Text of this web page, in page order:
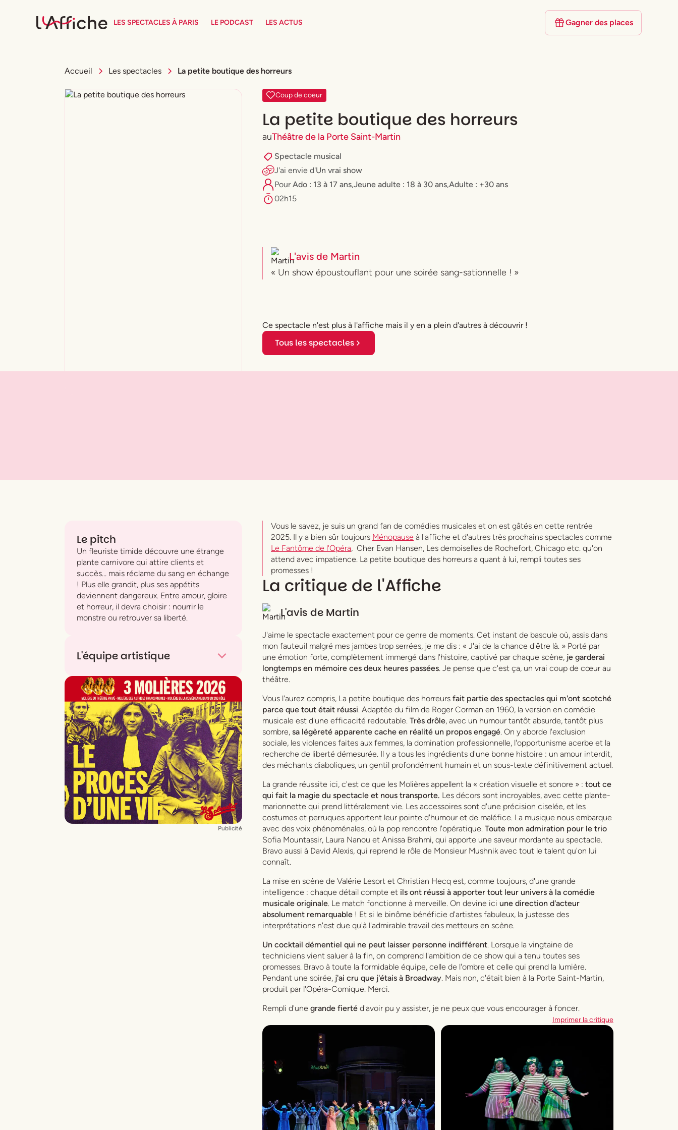
LES SPECTACLES À PARIS LE PODCAST LES ACTUS Gagner des places
Accueil Les spectacles La petite boutique des horreurs
Coup de coeur
La petite boutique des horreurs
auThéâtre de la Porte Saint-Martin
Spectacle musical
J'ai envie d'Un vrai show
PourAdo : 13 à 17 ans,⁠Jeune adulte : 18 à 30 ans,Adulte : +30 ans
02h15
L'avis de Martin
« Un show époustouflant pour une soirée sang-sationnelle ! »
Ce spectacle n'est plus à l'affiche mais il y en a plein d'autres à découvrir !
Tous les spectacles
Le pitch
Un fleuriste timide découvre une étrange
plante carnivore qui attire clients et
succès… mais réclame du sang en échange
! Plus elle grandit, plus ses appétits
deviennent dangereux. Entre amour, gloire
et horreur, il devra choisir : nourrir le
monstre ou retrouver sa liberté.
L'équipe artistique
Comédie musicale en deux actes d'Alan
Menken
Livret et parolesHoward Ashman
Mise en scène -Valérie Lesortet
Christian Hecq- sociétaire de la
Comédie-Française
Basée sur le film
Little Shop of Horrorsde
Roger Corman
, scénario deCharles
Griffith (1960)
AdaptationAlain Marcel
Nouvelle orchestrationArthur Lavandier
Avec
David Alexis, Guillaume Andrieux,
Sami Adjali, Anissa Brahmi, Arnaud
Publicité
Vous le savez, je suis un grand fan de comédies musicales et on est gâtés en cette rentrée
2025. Il y a bien sûr toujours Ménopause à l'affiche et d'autres très prochains spectacles comme
Le Fantôme de l'Opéra, Cher Evan Hansen, Les demoiselles de Rochefort, Chicago etc. qu'on
attend avec impatience. La petite boutique des horreurs a quant à lui, rempli toutes ses
promesses !
La critique de l'Affiche
L'avis de Martin
J'aime le spectacle exactement pour ce genre de moments. Cet instant de bascule où, assis dans
mon fauteuil malgré mes jambes trop serrées, je me dis : « J'ai de la chance d'être là. » Porté par
une émotion forte, complètement immergé dans l'histoire, captivé par chaque scène, je garderai
longtemps en mémoire ces deux heures passées. Je pense que c'est ça, un vrai coup de cœur au
théâtre.
Vous l'aurez compris, La petite boutique des horreurs fait partie des spectacles qui m'ont scotché
parce que tout était réussi. Adaptée du film de Roger Corman en 1960, la version en comédie
musicale est d'une efficacité redoutable. Très drôle, avec un humour tantôt absurde, tantôt plus
sombre, sa légèreté apparente cache en réalité un propos engagé. On y aborde l'exclusion
sociale, les violences faites aux femmes, la domination professionnelle, l'opportunisme acerbe et la
recherche de liberté démesurée. Il y a tous les ingrédients d'une bonne histoire : un amour interdit,
des méchants diaboliques, un gentil profondément humain et un sous-texte définitivement actuel.
La grande réussite ici, c'est ce que les Molières appellent la « création visuelle et sonore » : tout ce
qui fait la magie du spectacle et nous transporte. Les décors sont incroyables, avec cette plante-
marionnette qui prend littéralement vie. Les accessoires sont d'une précision ciselée, et les
costumes et perruques apportent leur pointe d'humour et de maléfice. La musique nous embarque
avec des voix phénoménales, où la pop rencontre l'opératique. Toute mon admiration pour le trio
Sofia Mountassir, Laura Nanou et Anissa Brahmi, qui apporte une saveur mordante au spectacle.
Bravo aussi à David Alexis, qui reprend le rôle de Monsieur Mushnik avec tout le talent qu'on lui
connaît.
La mise en scène de Valérie Lesort et Christian Hecq est, comme toujours, d'une grande
intelligence : chaque détail compte et ils ont réussi à apporter tout leur univers à la comédie
musicale originale. Le match fonctionne à merveille. On devine ici une direction d'acteur
absolument remarquable ! Et si le binôme bénéficie d'artistes fabuleux, la justesse des
interprétations n'est due qu'à l'admirable travail des metteurs en scène.
Un cocktail démentiel qui ne peut laisser personne indifférent. Lorsque la vingtaine de
techniciens vient saluer à la fin, on comprend l'ambition de ce show qui a tenu toutes ses
promesses. Bravo à toute la formidable équipe, celle de l'ombre et celle qui prend la lumière.
Pendant une soirée, j'ai cru que j'étais à Broadway. Mais non, c'était bien à la Porte Saint-Martin,
produit par l'Opéra-Comique. Merci.
Rempli d'une grande fierté d'avoir pu y assister, je ne peux que vous encourager à foncer.
Imprimer la critique